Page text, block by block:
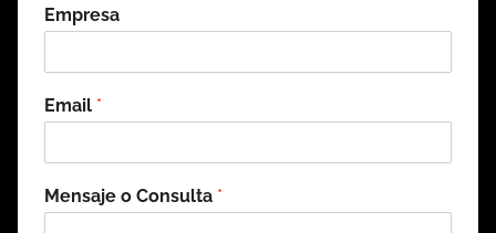
Empresa
Email *
Mensaje o Consulta *